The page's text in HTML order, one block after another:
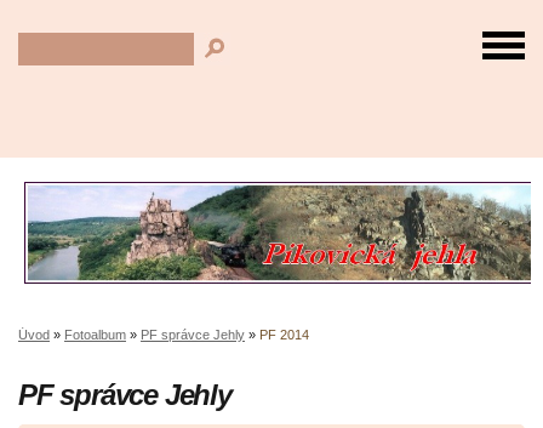
Úvod » Fotoalbum » PF správce Jehly » PF 2014
PF správce Jehly